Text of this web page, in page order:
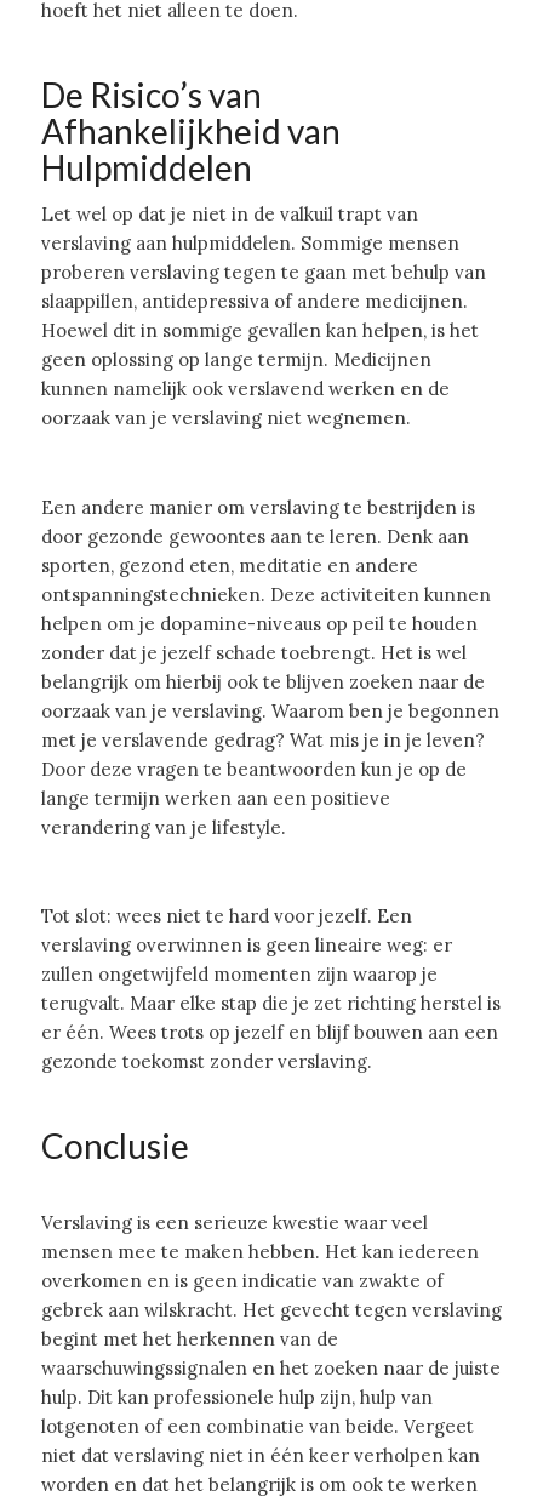
hoeft het niet alleen te doen.
De Risico’s van
Afhankelijkheid van
Hulpmiddelen
Let wel op dat je niet in de valkuil trapt van
verslaving aan hulpmiddelen. Sommige mensen
proberen verslaving tegen te gaan met behulp van
slaappillen, antidepressiva of andere medicijnen.
Hoewel dit in sommige gevallen kan helpen, is het
geen oplossing op lange termijn. Medicijnen
kunnen namelijk ook verslavend werken en de
oorzaak van je verslaving niet wegnemen.
Een andere manier om verslaving te bestrijden is
door gezonde gewoontes aan te leren. Denk aan
sporten, gezond eten, meditatie en andere
ontspanningstechnieken. Deze activiteiten kunnen
helpen om je dopamine-niveaus op peil te houden
zonder dat je jezelf schade toebrengt. Het is wel
belangrijk om hierbij ook te blijven zoeken naar de
oorzaak van je verslaving. Waarom ben je begonnen
met je verslavende gedrag? Wat mis je in je leven?
Door deze vragen te beantwoorden kun je op de
lange termijn werken aan een positieve
verandering van je lifestyle.
Tot slot: wees niet te hard voor jezelf. Een
verslaving overwinnen is geen lineaire weg: er
zullen ongetwijfeld momenten zijn waarop je
terugvalt. Maar elke stap die je zet richting herstel is
er één. Wees trots op jezelf en blijf bouwen aan een
gezonde toekomst zonder verslaving.
Conclusie
Verslaving is een serieuze kwestie waar veel
mensen mee te maken hebben. Het kan iedereen
overkomen en is geen indicatie van zwakte of
gebrek aan wilskracht. Het gevecht tegen verslaving
begint met het herkennen van de
waarschuwingssignalen en het zoeken naar de juiste
hulp. Dit kan professionele hulp zijn, hulp van
lotgenoten of een combinatie van beide. Vergeet
niet dat verslaving niet in één keer verholpen kan
worden en dat het belangrijk is om ook te werken